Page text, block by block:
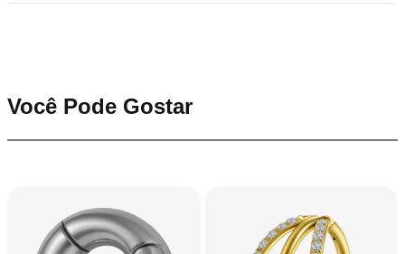
Você Pode Gostar